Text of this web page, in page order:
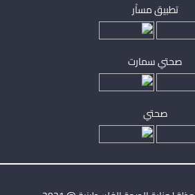
تطبيق مساْر
صحتي سمارت
صحتي